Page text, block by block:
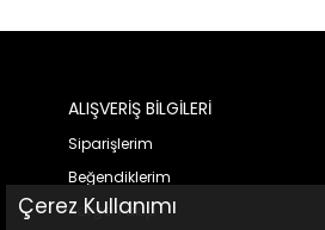
ALIŞVERİŞ BİLGİLERİ
Siparişlerim
Beğendiklerim
Kargo Takip
Çerez Kullanımı